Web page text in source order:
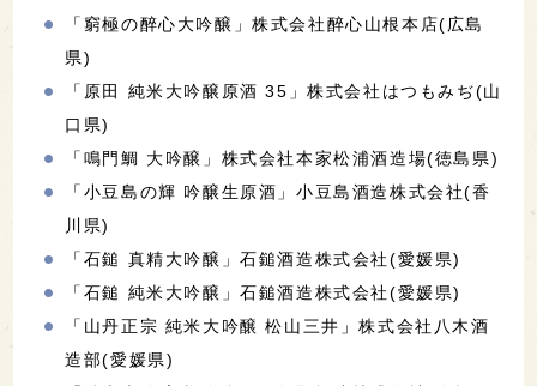
「窮極の醉心大吟醸」株式会社醉心山根本店(広島
県)
「原田 純米大吟醸原酒 35」株式会社はつもみぢ(山
口県)
「鳴門鯛 大吟醸」株式会社本家松浦酒造場(徳島県)
「小豆島の輝 吟醸生原酒」小豆島酒造株式会社(香
川県)
「石鎚 真精大吟醸」石鎚酒造株式会社(愛媛県)
「石鎚 純米大吟醸」石鎚酒造株式会社(愛媛県)
「山丹正宗 純米大吟醸 松山三井」株式会社八木酒
造部(愛媛県)